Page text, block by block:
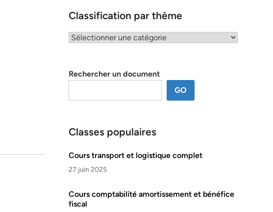
Classification par thème
Classification
Rechercher un document
GO
Classes populaires
Cours transport et logistique complet
27 juin 2025
Cours comptabilité amortissement et bénéfice
fiscal